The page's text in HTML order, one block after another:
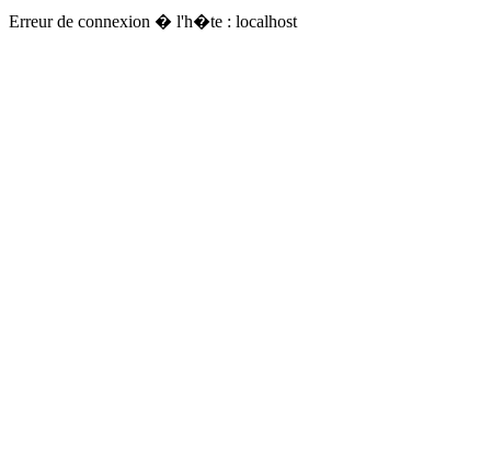
Erreur de connexion � l'h�te : localhost